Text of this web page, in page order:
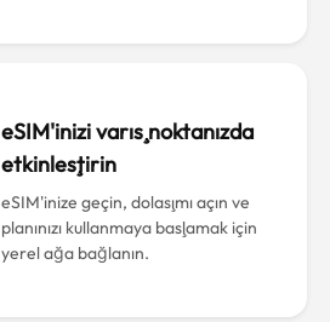
eSIM'inizi varış noktanızda
etkinleştirin
eSIM'inize geçin, dolaşımı açın ve
planınızı kullanmaya başlamak için
yerel ağa bağlanın.